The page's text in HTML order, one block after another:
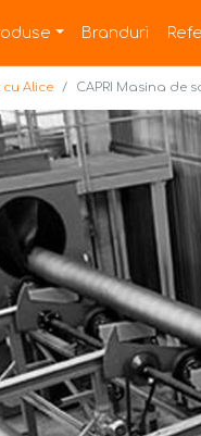
Branduri
Alice CAPRI Masina de